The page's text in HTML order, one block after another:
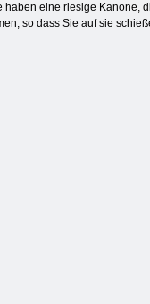
eine riesige Kanone,
so dass Sie auf sie